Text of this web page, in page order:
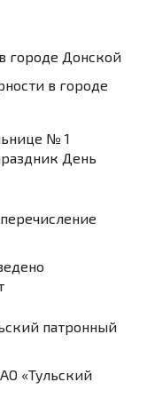
в городе
№ 1
День
«Тульский